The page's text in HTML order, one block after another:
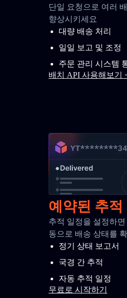
단일 요청으로 여러
향상시키세요
대량 배송 처리
일일 보고 및 조정
주문 관리 시스템
배치 API 사용해보기
예약된 추적
추적 일정을 설정하
동으로 배송 상태를
정기 상태 보고서
국경 간 추적
자동 추적 일정
무료로 시작하기